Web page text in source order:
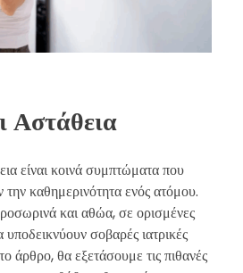
Αστάθεια
είναι κοινά συμπτώματα που
καθημερινότητα ενός ατόμου.
και αθώα, σε ορισμένες
υποδεικνύουν σοβαρές ιατρικές
άρθρο, θα εξετάσουμε τις πιθανές